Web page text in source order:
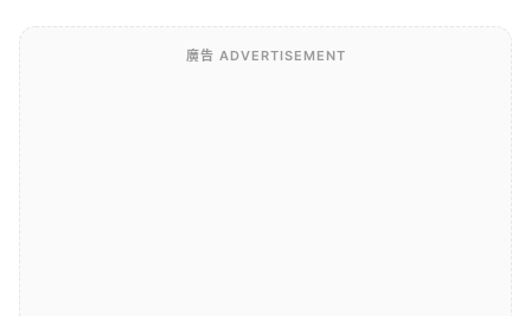
廣告 ADVERTISEMENT